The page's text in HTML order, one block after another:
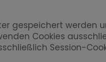
gespeichert werden
Cookies
Session-